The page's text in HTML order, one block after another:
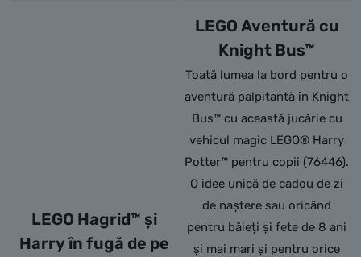
LEGO Hagrid™ și
Harry în fugă de pe
LEGO Aventură cu
Knight Bus™
Toată lumea la bord pentru o
aventură palpitantă în Knight
Bus™ cu această jucărie cu
vehicul magic LEGO® Harry
Potter™ pentru copii (76446).
O idee unică de cadou de zi
de naștere sau oricând
pentru băieți și fete de 8 ani
și mai mari și pentru orice